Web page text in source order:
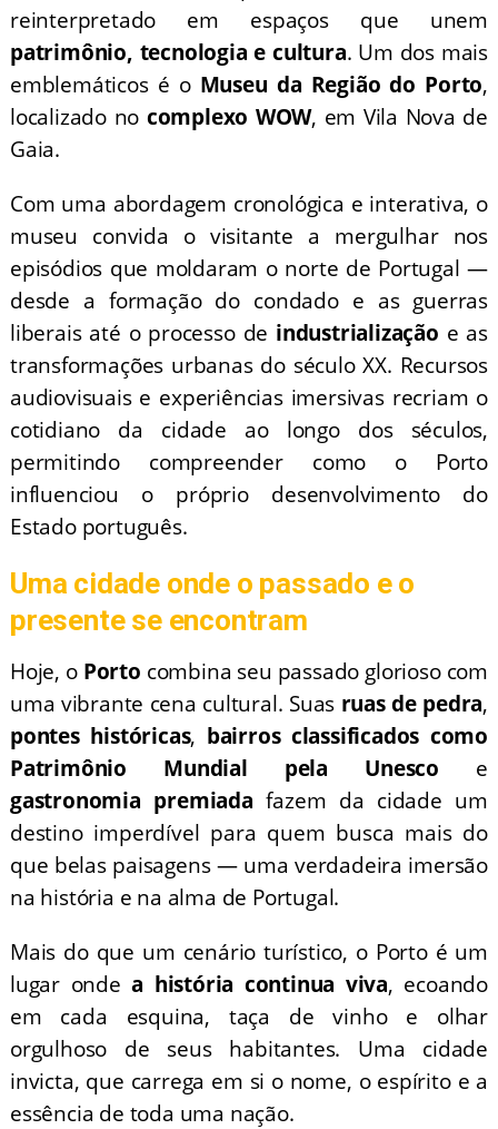
reinterpretado em espaços que unem
patrimônio, tecnologia e cultura. Um dos mais
emblemáticos é o Museu da Região do Porto,
localizado no complexo WOW, em Vila Nova de
Gaia.
Com uma abordagem cronológica e interativa, o
museu convida o visitante a mergulhar nos
episódios que moldaram o norte de Portugal —
desde a formação do condado e as guerras
liberais até o processo de industrialização e as
transformações urbanas do século XX. Recursos
audiovisuais e experiências imersivas recriam o
cotidiano da cidade ao longo dos séculos,
permitindo compreender como o Porto
influenciou o próprio desenvolvimento do
Estado português.
Uma cidade onde o passado e o
presente se encontram
Hoje, o Porto combina seu passado glorioso com
uma vibrante cena cultural. Suas ruas de pedra,
pontes históricas, bairros classificados como
Patrimônio Mundial pela Unesco e
gastronomia premiada fazem da cidade um
destino imperdível para quem busca mais do
que belas paisagens — uma verdadeira imersão
na história e na alma de Portugal.
Mais do que um cenário turístico, o Porto é um
lugar ondea história continua viva, ecoando
em cada esquina, taça de vinho e olhar
orgulhoso de seus habitantes. Uma cidade
invicta, que carrega em si o nome, o espírito e a
essência de toda uma nação.